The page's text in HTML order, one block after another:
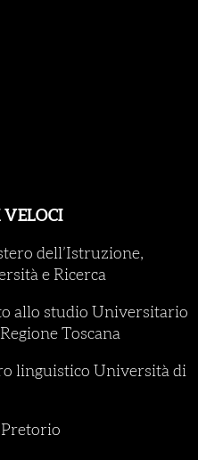
VELOCI
dell’Istruzione,
e Ricerca
allo studio Universitario
Toscana
linguistico Università di